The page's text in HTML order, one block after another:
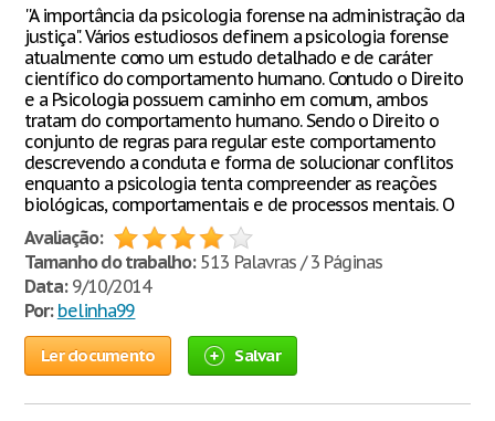
''A importância da psicologia forense na administração da
justiça". Vários estudiosos definem a psicologia forense
atualmente como um estudo detalhado e de caráter
científico do comportamento humano. Contudo o Direito
e a Psicologia possuem caminho em comum, ambos
tratam do comportamento humano. Sendo o Direito o
conjunto de regras para regular este comportamento
descrevendo a conduta e forma de solucionar conflitos
enquanto a psicologia tenta compreender as reações
biológicas, comportamentais e de processos mentais. O
Avaliação:
Tamanho do trabalho:513 Palavras / 3 Páginas
Data:9/10/2014
Por: belinha99
Ler documento Salvar